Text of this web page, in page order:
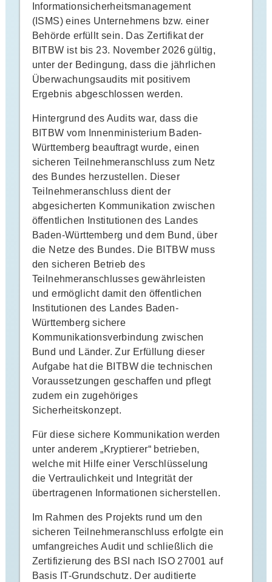
Informationsicherheitsmanagement
(ISMS) eines Unternehmens bzw. einer
Behörde erfüllt sein. Das Zertifikat der
BITBW ist bis 23. November 2026 gültig,
unter der Bedingung, dass die jährlichen
Überwachungsaudits mit positivem
Ergebnis abgeschlossen werden.
Hintergrund des Audits war, dass die
BITBW vom Innenministerium Baden-
Württemberg beauftragt wurde, einen
sicheren Teilnehmeranschluss zum Netz
des Bundes herzustellen. Dieser
Teilnehmeranschluss dient der
abgesicherten Kommunikation zwischen
öffentlichen Institutionen des Landes
Baden-Württemberg und dem Bund, über
die Netze des Bundes. Die BITBW muss
den sicheren Betrieb des
Teilnehmeranschlusses gewährleisten
und ermöglicht damit den öffentlichen
Institutionen des Landes Baden-
Württemberg sichere
Kommunikationsverbindung zwischen
Bund und Länder. Zur Erfüllung dieser
Aufgabe hat die BITBW die technischen
Voraussetzungen geschaffen und pflegt
zudem ein zugehöriges
Sicherheitskonzept.
Für diese sichere Kommunikation werden
unter anderem „Kryptierer“ betrieben,
welche mit Hilfe einer Verschlüsselung
die Vertraulichkeit und Integrität der
übertragenen Informationen sicherstellen.
Im Rahmen des Projekts rund um den
sicheren Teilnehmeranschluss erfolgte ein
umfangreiches Audit und schließlich die
Zertifizierung des BSI nach ISO 27001 auf
Basis IT-Grundschutz. Der auditierte